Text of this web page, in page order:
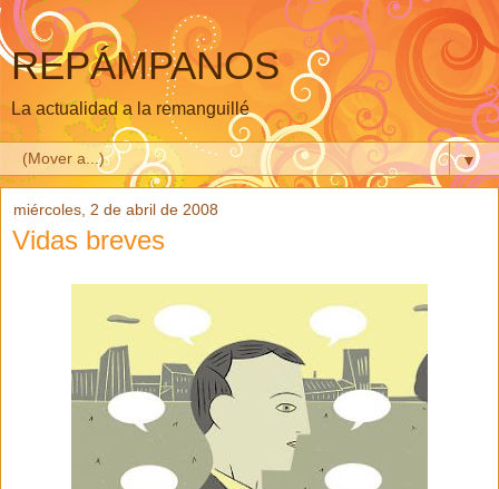
REPÁMPANOS
La actualidad a la remanguillé
▼
miércoles, 2 de abril de 2008
Vidas breves